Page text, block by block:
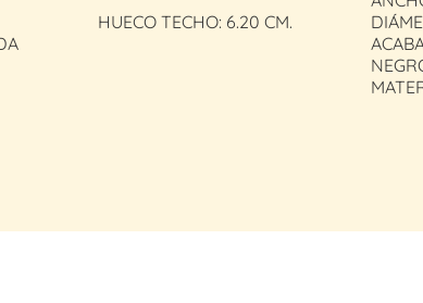
HUECO TECHO: 6.20 CM.